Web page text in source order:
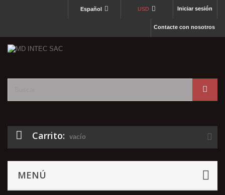
Iniciar sesión
USD
Español
Contacte con nosotros
Carrito: vacío
MENÚ